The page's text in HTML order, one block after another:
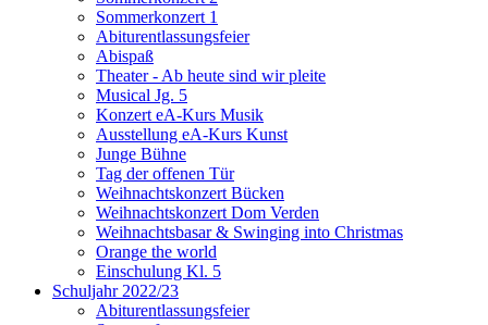
Sommerkonzert 1
Abiturentlassungsfeier
Abispaß
Theater - Ab heute sind wir pleite
Musical Jg. 5
Konzert eA-Kurs Musik
Ausstellung eA-Kurs Kunst
Junge Bühne
Tag der offenen Tür
Weihnachtskonzert Bücken
Weihnachtskonzert Dom Verden
Weihnachtsbasar & Swinging into Christmas
Orange the world
Einschulung Kl. 5
Schuljahr 2022/23
Abiturentlassungsfeier